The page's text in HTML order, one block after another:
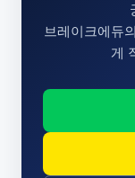
브레이크에듀
게